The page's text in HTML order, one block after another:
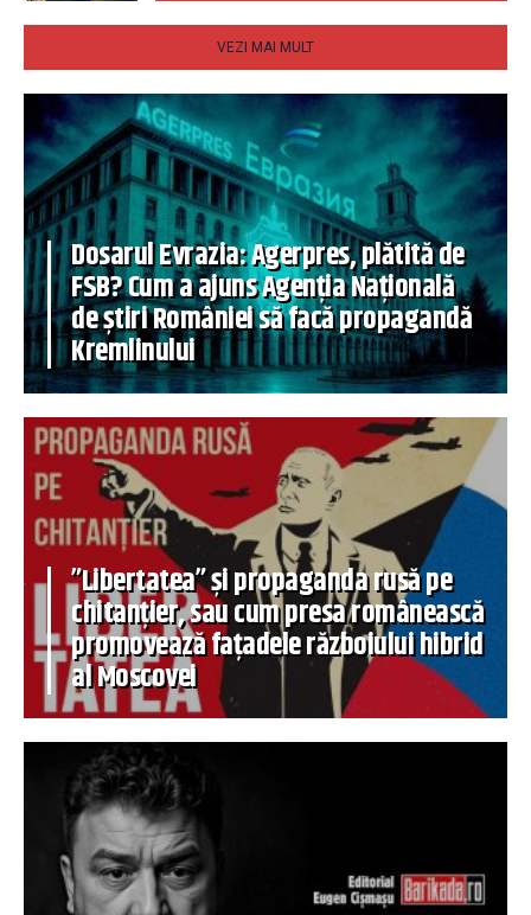
VEZI MAI MULT
Dosarul Evrazia: Agerpres, plătită de
FSB? Cum a ajuns Agenția Națională
de știri României să facă propagandă
Kremlinului
”Libertatea” și propaganda rusă pe
chitanțier, sau cum presa românească
promovează fațadele războiului hibrid
al Moscovei